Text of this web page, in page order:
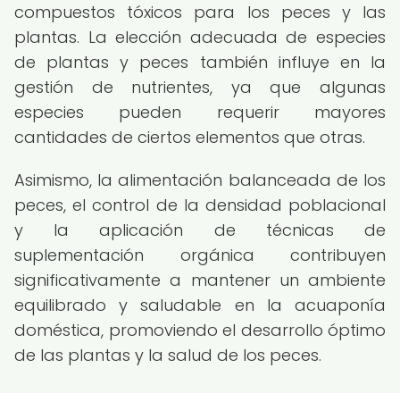
compuestos tóxicos para los peces y las
plantas. La elección adecuada de especies
de plantas y peces también influye en la
gestión de nutrientes, ya que algunas
especies pueden requerir mayores
cantidades de ciertos elementos que otras.
Asimismo, la alimentación balanceada de los
peces, el control de la densidad poblacional
y la aplicación de técnicas de
suplementación orgánica contribuyen
significativamente a mantener un ambiente
equilibrado y saludable en la acuaponía
doméstica, promoviendo el desarrollo óptimo
de las plantas y la salud de los peces.